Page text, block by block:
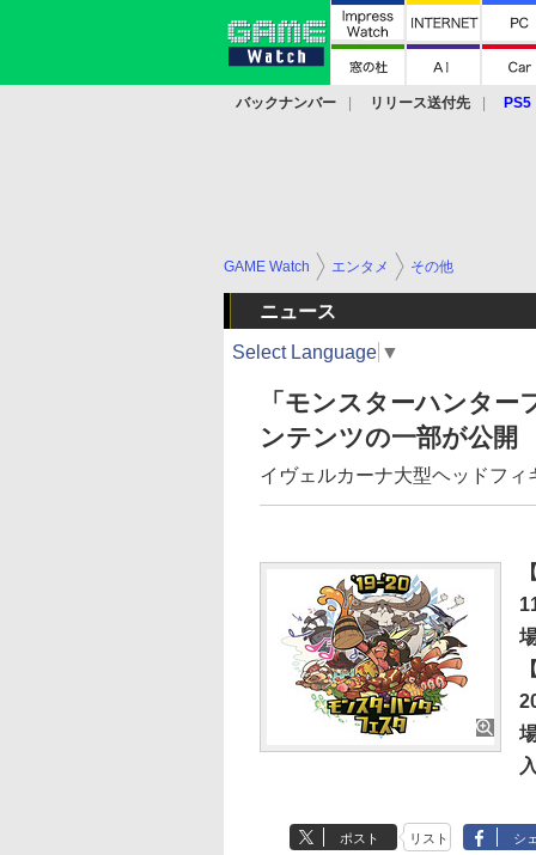
バックナンバー リリース送付先
PS5
GAME Watch エンタメ その他
ニュース
Select Language ▼
「モンスターハンタ
ンテンツの一部が公開
イヴェルカーナ大型ヘッドフ
ポスト リスト シ